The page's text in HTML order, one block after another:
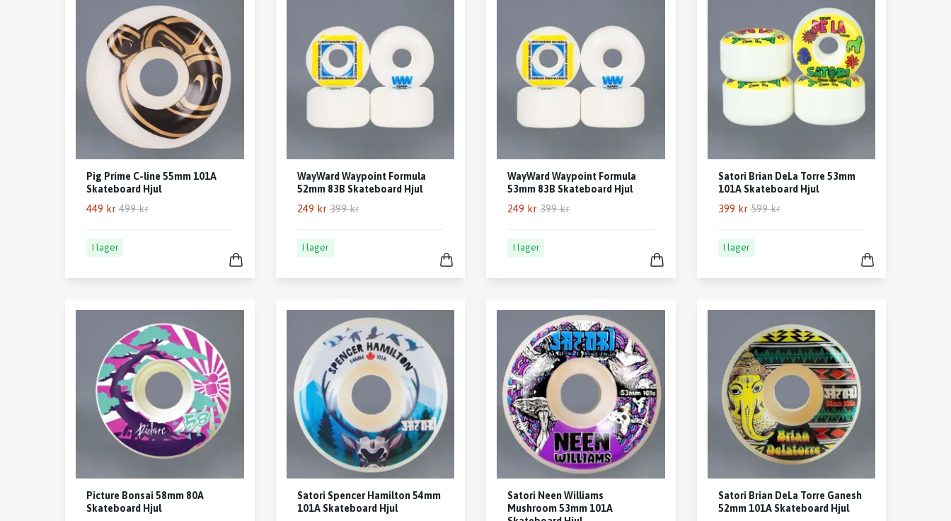
Pig Prime C-line 55mm 101A
Skateboard Hjul
449 kr 499 kr
I lager
WayWard Waypoint Formula
52mm 83B Skateboard Hjul
249 kr 399 kr
I lager
WayWard Waypoint Formula
53mm 83B Skateboard Hjul
249 kr 399 kr
I lager
Satori Brian DeLa Torre 53mm
101A Skateboard Hjul
399 kr 599 kr
I lager
Picture Bonsai 58mm 80A
Skateboard Hjul
Satori Spencer Hamilton 54mm
101A Skateboard Hjul
Satori Neen Williams
Mushroom 53mm 101A
Satori Brian DeLa Torre Ganesh
52mm 101A Skateboard Hjul